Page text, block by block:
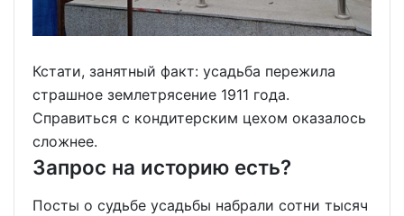
Кстати, занятный факт: усадьба пережила
страшное землетрясение 1911 года.
Справиться с кондитерским цехом оказалось
сложнее.
Запрос на историю есть?
Посты о судьбе усадьбы набрали сотни тысяч